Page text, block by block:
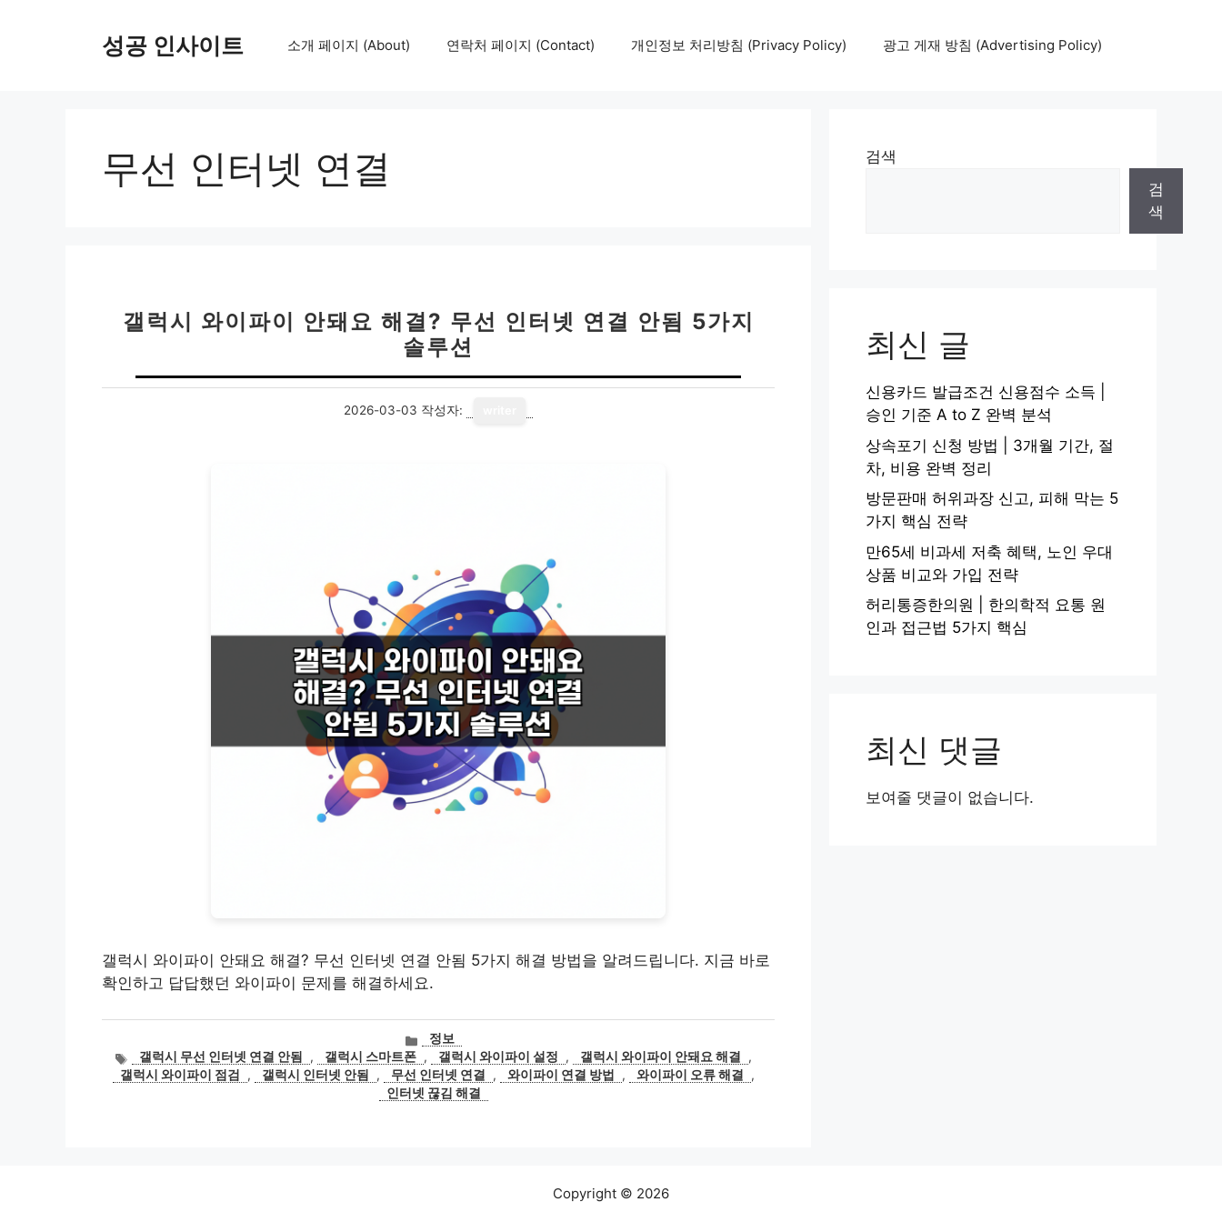
성공 인사이트 소개 페이지 (About) 연락처 페이지 (Contact) 개인정보 처리방침 (Privacy Policy) 광고 게재 방침 (Advertising Policy)
무선 인터넷 연결
갤럭시 와이파이 안돼요 해결? 무선 인터넷 연결 안됨 5가지
솔루션
2026-03-03 작성자:
갤럭시 와이파이 안돼요 해결? 무선 인터넷 연결 안됨 5가지 해결 방법을 알려드립니다. 지금 바로
확인하고 답답했던 와이파이 문제를 해결하세요.
카
고
리
정보
태
그
갤럭시 무선 인터넷 연결 안됨 , 갤럭시 스마트폰 , 갤럭시 와이파이 설정 , 갤럭시 와이파이 안돼요 해결
,
갤럭시 와이파이 점검
, 갤럭시 인터넷 안됨 , 무선 인터넷 연결 , 와이파이 연결 방법 , 와이파이 오류 해결
,
인터넷 끊김 해결
검색
검
색
최신 글
신용카드 발급조건 신용점수 소득 |
승인 기준 A to Z 완벽 분석
상속포기 신청 방법 | 3개월 기간, 절
차, 비용 완벽 정리
방문판매 허위과장 신고, 피해 막는 5
가지 핵심 전략
만65세 비과세 저축 혜택, 노인 우대
상품 비교와 가입 전략
허리통증한의원 | 한의학적 요통 원
인과 접근법 5가지 핵심
최신 댓글
보여줄 댓글이 없습니다.
Copyright © 2026